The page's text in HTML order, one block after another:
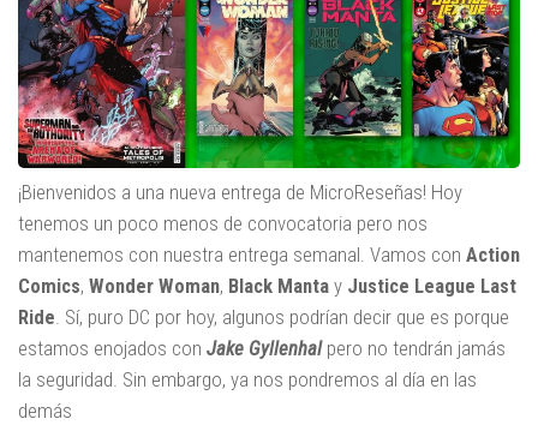
¡Bienvenidos a una nueva entrega de MicroReseñas! Hoy
tenemos un poco menos de convocatoria pero nos
mantenemos con nuestra entrega semanal. Vamos con Action
Comics, Wonder Woman, Black Manta y Justice League Last
Ride. Sí, puro DC por hoy, algunos podrían decir que es porque
estamos enojados con Jake Gyllenhal pero no tendrán jamás
la seguridad. Sin embargo, ya nos pondremos al día en las
demás